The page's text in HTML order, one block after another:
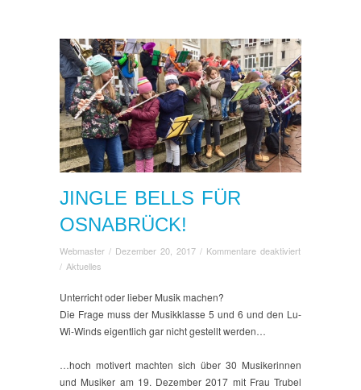
JINGLE BELLS FÜR
OSNABRÜCK!
Webmaster / Dezember 20, 2017 / Kommentare deaktiviertfür
/ Aktuelles
Unterricht oder lieber Musik machen?
Die Frage muss der Musikklasse 5 und 6 und den Lu-
Wi-Winds eigentlich gar nicht gestellt werden…
…hoch motivert machten sich über 30 Musikerinnen
und Musiker am 19. Dezember 2017 mit Frau Trubel